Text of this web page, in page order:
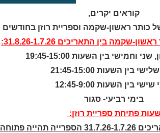
הפרטיות
שימוש בקבצי קוקיז
קוראים יקרים,
ראשון-שקמה וספריית רוזן בחודשים יולי-
ראשון-שקמה בין התאריכים 31.8.26-1.7.26:
וחמישי בין השעות 19:45-15:00
בין השעות 21:45-15:00
בין השעות 12:45-9:00
בימי רביעי- סגור
פתיחת ספריית רוזן:
תהייה פתוחה: